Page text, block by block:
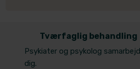
​Tværfaglig behandling
Psykiater og psykolog
dig.